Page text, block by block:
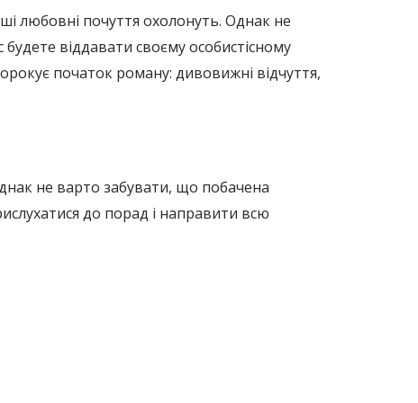
любовні почуття охолонуть. Однак не
віддавати своєму особистісному
початок роману: дивовижні відчуття,
не варто забувати, що побачена
до порад і направити всю